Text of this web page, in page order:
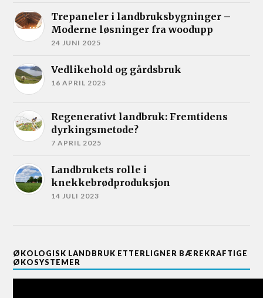
Trepaneler i landbruksbygninger –
Moderne løsninger fra woodupp
24 JUNI 2025
Vedlikehold og gårdsbruk
16 APRIL 2025
Regenerativt landbruk: Fremtidens
dyrkingsmetode?
7 APRIL 2025
Landbrukets rolle i
knekkebrødproduksjon
14 JULI 2023
ØKOLOGISK LANDBRUK ETTERLIGNER BÆREKRAFTIGE
ØKOSYSTEMER